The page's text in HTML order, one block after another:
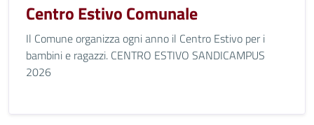
Centro Estivo Comunale
Il Comune organizza ogni anno il Centro Estivo per i
bambini e ragazzi. CENTRO ESTIVO SANDICAMPUS
2026